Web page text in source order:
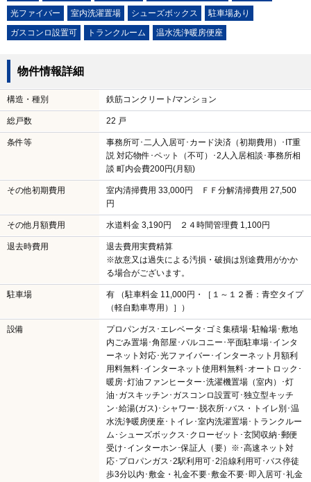
光ファイバー
室内洗濯置場 シューズボックス
駐車場あり
ガスコンロ設置可
トランクルーム 温水洗浄暖房便座
物件情報詳細
構造・種別 鉄筋コンクリート/マンション
総戸数 22 戸
条件等
事務所可･二人入居可･カード決済（初期費用）･IT重
説 対応物件･ペット（不可）･2人入居相談･事務所相
談 町内会費200円(月額)
その他初期費用
室内清掃費用 33,000円 ＦＦ分解清掃費用 27,500
円
その他月額費用 水道料金 3,190円 ２４時間管理費 1,100円
退去時費用
退去費用実費精算
※故意又は過失による汚損・破損は別途費用がかか
る場合がございます。
駐車場
有 （駐車料金 11,000円・［１～１２番：青空タイプ
（軽自動車専用）］）
設備
プロパンガス･エレベータ･ゴミ集積場･駐輪場･敷地
内ごみ置場･角部屋･バルコニー･平面駐車場･インタ
ーネット対応･光ファイバー･インターネット月額利
用料無料･インターネット使用料無料･オートロック･
暖房･灯油ファンヒーター･洗濯機置場（室内）･灯
油･ガスキッチン･ガスコンロ設置可･独立型キッチ
ン･給湯(ガス)･シャワー･脱衣所･バス・トイレ別･温
水洗浄暖房便座･トイレ･室内洗濯置場･トランクルー
ム･シューズボックス･クローゼット･玄関収納･郵便
受け･インターホン･保証人（要）※･高速ネット対
応･プロパンガス･2駅利用可･2沿線利用可･バス停徒
歩3分以内･敷金・礼金不要･敷金不要･即入居可･礼金